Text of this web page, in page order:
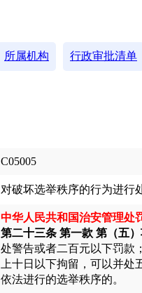
所属机构 行政审批清单
C05005
对破坏选举秩序的行为进行
中华人民共和国治安管理处
第二十三条 第一款 第（五
处警告或者二百元以下罚款
上十日以下拘留，可以并处
依法进行的选举秩序的。